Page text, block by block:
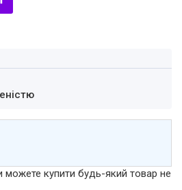
можете купити будь-який товар не